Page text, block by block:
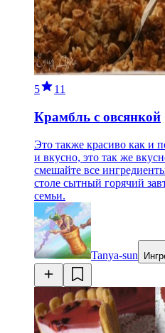
5 11
Крамбль с овсянкой
Это также красиво как и
и вкусно, это так же
смешайте все
столе сытный горячий
семьи.
Tanya-sun